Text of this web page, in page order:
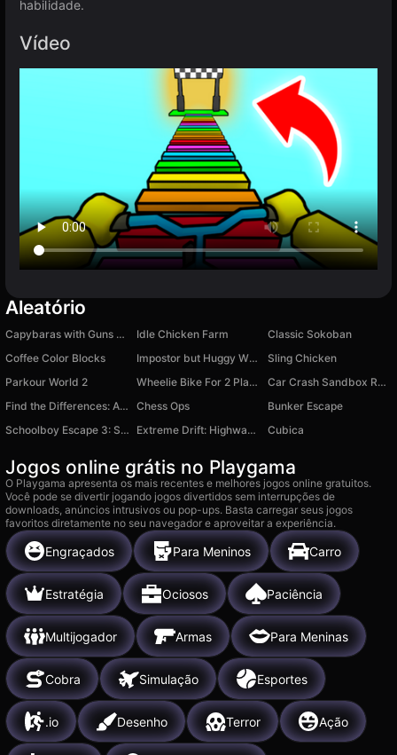
habilidade.
Vídeo
Aleatório
Capybaras with Guns 2. A Game for Two Players Idle Chicken Farm
Classic Sokoban
Coffee Color Blocks
Impostor but Huggy Wuggy
Sling Chicken
Parkour World 2
Wheelie Bike For 2 Players
Car Crash Sandbox Race Simulator 3D
Find the Differences: Animals & New Year 2024
Chess Ops
Bunker Escape
Schoolboy Escape 3: Summer Camp
Extreme Drift: Highway Clash Cubica
Jogos online grátis no Playgama
O Playgama apresenta os mais recentes e melhores jogos online gratuitos.
Você pode se divertir jogando jogos divertidos sem interrupções de
downloads, anúncios intrusivos ou pop-ups. Basta carregar seus jogos
favoritos diretamente no seu navegador e aproveitar a experiência.
Engraçados Para Meninos Carro
Estratégia Ociosos Paciência
Multijogador Armas Para Meninas
Cobra Simulação Esportes
.io Desenho Terror Ação